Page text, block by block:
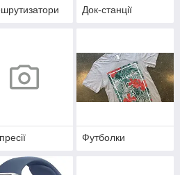
Док-станції
Футболки